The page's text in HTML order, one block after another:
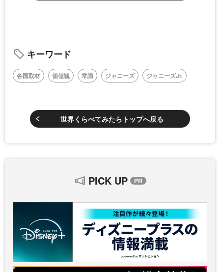
キーワード
各国取材 価値観 常識 ジャニーズ ジャニーズJr.
世界くらべてみたらトップへ戻る
PICK UP